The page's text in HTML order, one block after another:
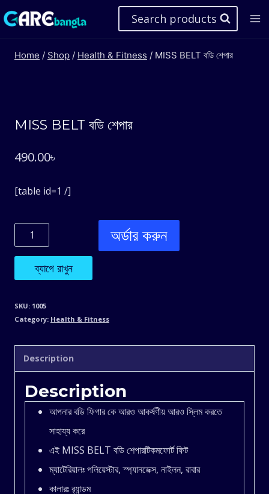
Skip
to
Search products
Home / Shop / Health & Fitness / MISS BELT বডি শেপার
MISS BELT বডি শেপার
490.00৳
[table id=1 /]
MISS
BELT
শেপার
quantity
ব্যাগে রাখুন
অর্ডার করুন
SKU: 1005
Category: Health & Fitness
Description
Description
আপনার বডি ফিগার কে আরও আকর্ষণীয় আরও স্লিম করতে
সাহায্য করে
এই MISS BELT বডি শেপারটিকমফোর্ট ফিট
ম্যাটেরিয়ালঃ পলিয়েস্টার, স্প্যানডেক্স, নাইলন, রাবার
কালারঃ র‍্যান্ডম